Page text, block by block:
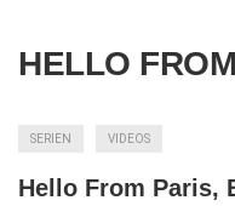
HELLO FROM
SERIEN VIDEOS
Hello From Paris,